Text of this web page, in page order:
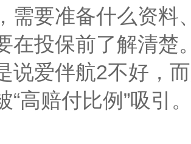
需要准备什么资料
在投保前了解清楚
说爱伴航2不好，
“高赔付比例”吸引